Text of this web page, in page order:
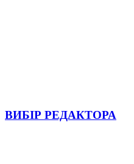
ВИБІР РЕДАКТОРА